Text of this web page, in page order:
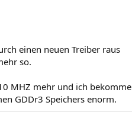
einen neuen Treiber raus
so.
MHZ mehr und ich bekomme
GDDr3 Speichers enorm.